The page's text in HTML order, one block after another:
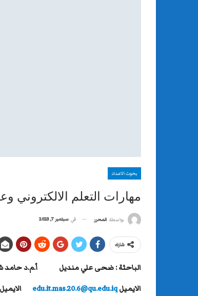
بحوث الاعداد
مهارات التعلم الالكتروني
بواسطة المحرر في سبتمبر 7, 2023
شارك
الباحثة : ضحى علي منديل
أ.م.د حامد
الايميلedu.it.mas.20.6@qu.edu.iq